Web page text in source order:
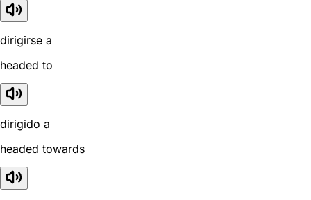
dirigirse a
headed to
dirigido a
headed towards